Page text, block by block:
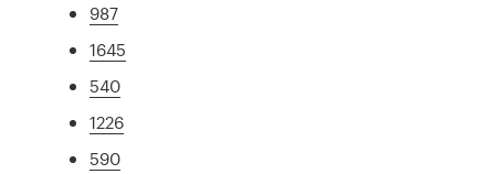
987
1645
540
1226
590